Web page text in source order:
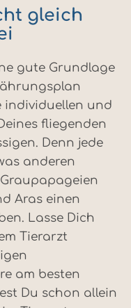
gleich
gute Grundlage
individuellen und
fliegenden
Denn jede
anderen
Aras einen
Lasse Dich
Tierarzt
am besten
Du schon allein